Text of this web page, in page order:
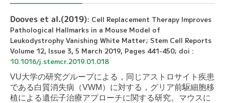
Dooves et al.(2019): Cell Replacement Therapy Improves
Pathological Hallmarks in a Mouse Model of
Leukodystrophy Vanishing White Matter; Stem Cell Reports
Volume 12, Issue 3, 5 March 2019, Pages 441-450; doi :
10.1016/j.stemcr.2019.01.018
VU大学の研究グループによる，同じアストロサイト疾患
である白質消失病（VWM）に対する，グリア前駆細胞移
植による遺伝子治療アプローチに関する研究。マウスに